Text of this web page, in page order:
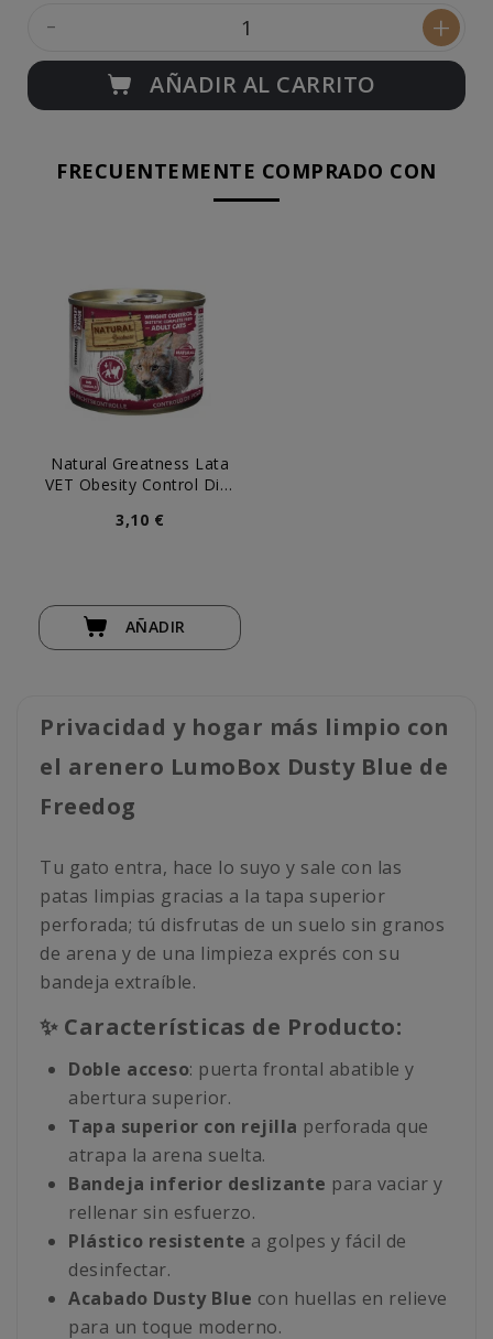
- +
AÑADIR AL CARRITO
FRECUENTEMENTE COMPRADO CON
Natural Greatness Lata
VET Obesity Control Diet
3,10 €
AÑADIR
Privacidad y hogar más limpio con
el arenero LumoBox Dusty Blue de
Freedog
Tu gato entra, hace lo suyo y sale con las
patas limpias gracias a la tapa superior
perforada; tú disfrutas de un suelo sin granos
de arena y de una limpieza exprés con su
bandeja extraíble.
✨ Características de Producto:
Doble acceso: puerta frontal abatible y
abertura superior.
Tapa superior con rejilla perforada que
atrapa la arena suelta.
Bandeja inferior deslizante para vaciar y
rellenar sin esfuerzo.
Plástico resistente a golpes y fácil de
desinfectar.
Acabado Dusty Blue con huellas en relieve
para un toque moderno.